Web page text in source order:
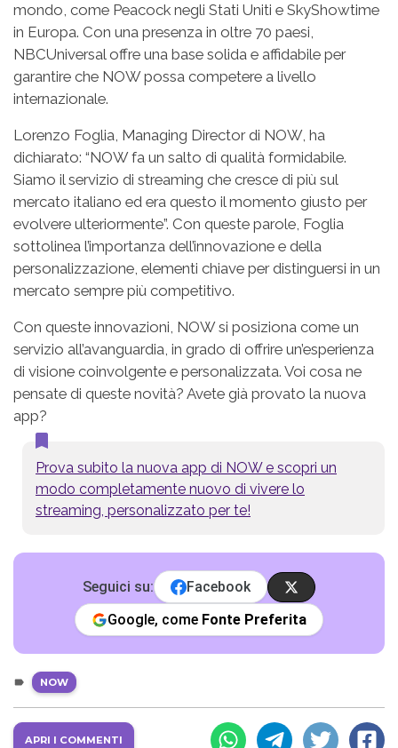
mondo, come Peacock negli Stati Uniti e SkyShowtime
in Europa. Con una presenza in oltre 70 paesi,
NBCUniversal offre una base solida e affidabile per
garantire che NOW possa competere a livello
internazionale.
Lorenzo Foglia, Managing Director di NOW, ha
dichiarato: “NOW fa un salto di qualità formidabile.
Siamo il servizio di streaming che cresce di più sul
mercato italiano ed era questo il momento giusto per
evolvere ulteriormente”. Con queste parole, Foglia
sottolinea l’importanza dell’innovazione e della
personalizzazione, elementi chiave per distinguersi in un
mercato sempre più competitivo.
Con queste innovazioni, NOW si posiziona come un
servizio all’avanguardia, in grado di offrire un’esperienza
di visione coinvolgente e personalizzata. Voi cosa ne
pensate di queste novità? Avete già provato la nuova
app?
Prova subito la nuova app di NOW e scopri un
modo completamente nuovo di vivere lo
streaming, personalizzato per te!
Seguici su:
Facebook
Google, come Fonte Preferita
NOW
APRI I COMMENTI